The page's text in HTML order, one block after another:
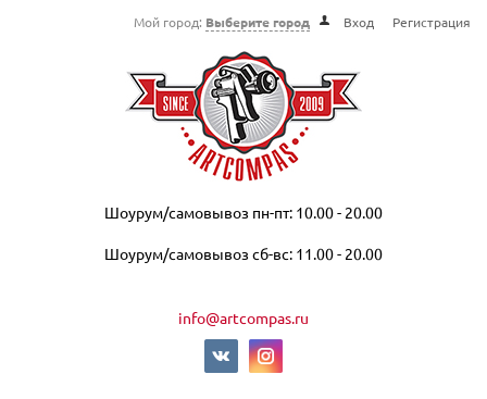
Мой город: Выберите город Вход Регистрация
Шоурум/самовывоз пн-пт: 10.00 - 20.00
Шоурум/самовывоз сб-вс: 11.00 - 20.00
info@artcompas.ru